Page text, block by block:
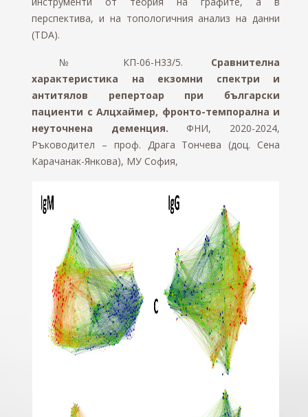
перспектива, и на топологичния анализ на данни
(TDA).
№ КП-06-Н33/5. Сравнителна
характеристика на екзомни спектри и
антитялов репертоар при български
пациенти с Алцхаймер, фронто-темпорална и
неуточнена деменция. ФНИ, 2020-2024,
Ръководител – проф. Драга Тончева (доц. Сена
Карачанак-Янкова), МУ София,